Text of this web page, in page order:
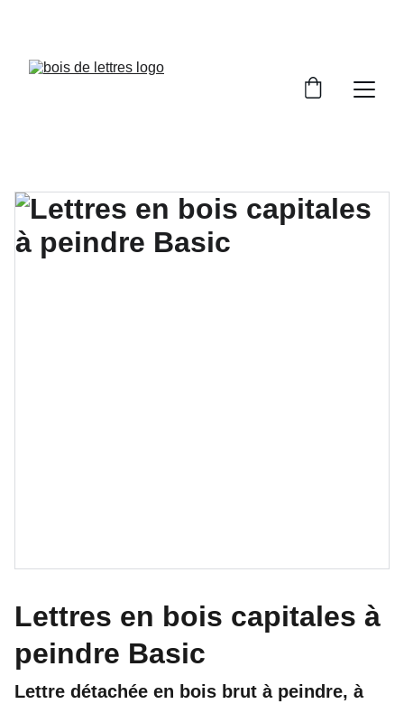
Lettres en bois capitales à
peindre Basic
Lettre détachée en bois brut à peindre, à